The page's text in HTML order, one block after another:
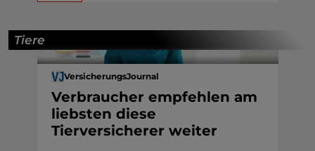
Tiere
VersicherungsJournal
Verbraucher empfehlen am
liebsten diese
Tierversicherer weiter